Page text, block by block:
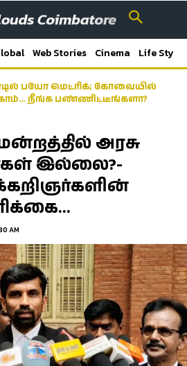
Web Stories Cinema Life Style
பயோ மெட்ரிக்; கோவையில்
நீங்க பண்ணிட்டீங்களா?
அரசு
இல்லை?-
AM